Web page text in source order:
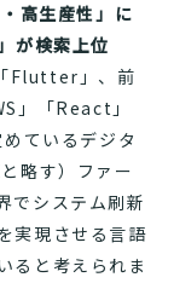
高生産性」に
が検索上位
Flutter」、前
」「React」
ているデジタ
略す）ファー
でシステム刷新
実現させる言語
ると考えられま